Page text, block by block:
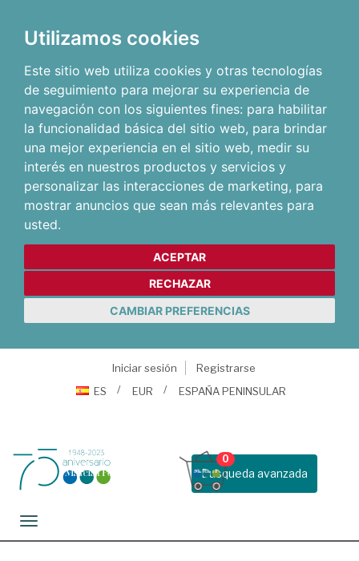
Utilizamos cookies
Este sitio web utiliza cookies y otras tecnologías
de seguimiento para mejorar su experiencia de
navegación con los siguientes fines: para habilitar
la funcionalidad básica del sitio web, para brindar
una mejor experiencia en el sitio web, medir su
interés en nuestros productos y servicios y
personalizar las interacciones de marketing, para
mostrar anuncios que sean más relevantes para
usted.
ACEPTAR
RECHAZAR
CAMBIAR PREFERENCIAS
Iniciar sesión
Registrarse
ES
EUR ESPAÑA PENINSULAR
Busqueda avanzada
0
Toggle navigation